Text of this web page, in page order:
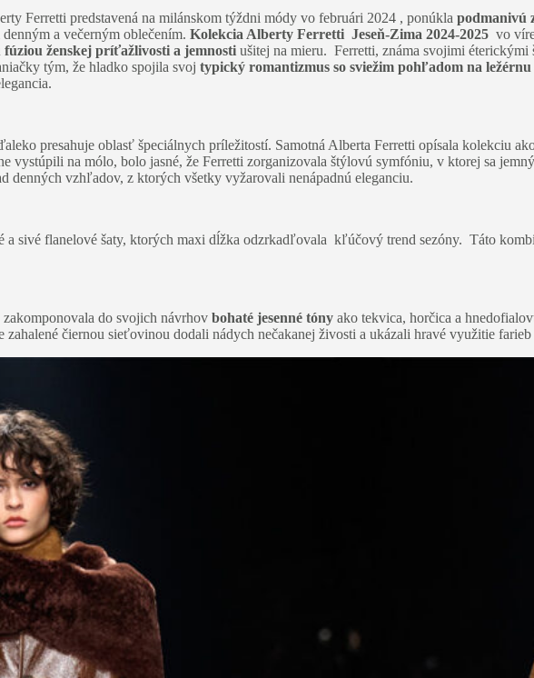
Ferretti predstavená na milánskom týždni módy vo februári 2024 , ponúkla podmanivú
a večerným oblečením. Kolekcia Alberty Ferretti Jeseň-Zima 2024-2025 vo
fúziou ženskej príťažlivosti a jemnosti ušitej na mieru. Ferretti, známa svojimi
tým, že hladko spojila svoj typický romantizmus so sviežim pohľadom na ležérnu
presahuje oblasť špeciálnych príležitostí. Samotná Alberta Ferretti opísala kolekciu
vystúpili na mólo, bolo jasné, že Ferretti zorganizovala štýlovú symfóniu, v ktorej sa
denných vzhľadov, z ktorých všetky vyžarovali nenápadnú eleganciu.
sivé flanelové šaty, ktorých maxi dĺžka odzrkadľovala kľúčový trend sezóny. Táto
do svojich návrhov bohaté jesenné tóny ako tekvica, horčica a
čiernou sieťovinou dodali nádych nečakanej živosti a ukázali hravé využitie